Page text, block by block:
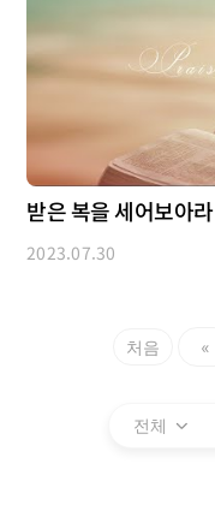
받은 복을 세어보아라
2023.07.30
처음 «
전체